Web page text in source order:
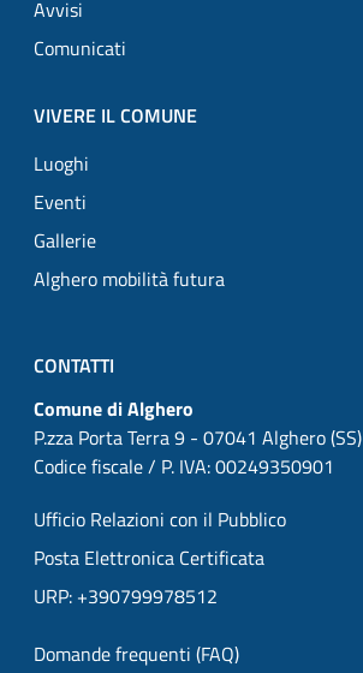
Avvisi
Comunicati
VIVERE IL COMUNE
Luoghi
Eventi
Gallerie
Alghero mobilità futura
CONTATTI
Comune di Alghero
P.zza Porta Terra 9 - 07041 Alghero (SS)
Codice fiscale / P. IVA: 00249350901
Ufficio Relazioni con il Pubblico
Posta Elettronica Certificata
URP: +390799978512
Domande frequenti (FAQ)